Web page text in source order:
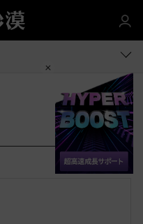
お 共有する